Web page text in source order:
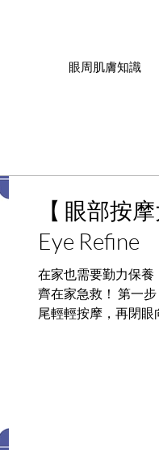
眼周肌膚知識
【 眼部按
Eye Refine
在家也需要勤力保
齊在家急救！ 第一
尾輕輕按摩，再閉